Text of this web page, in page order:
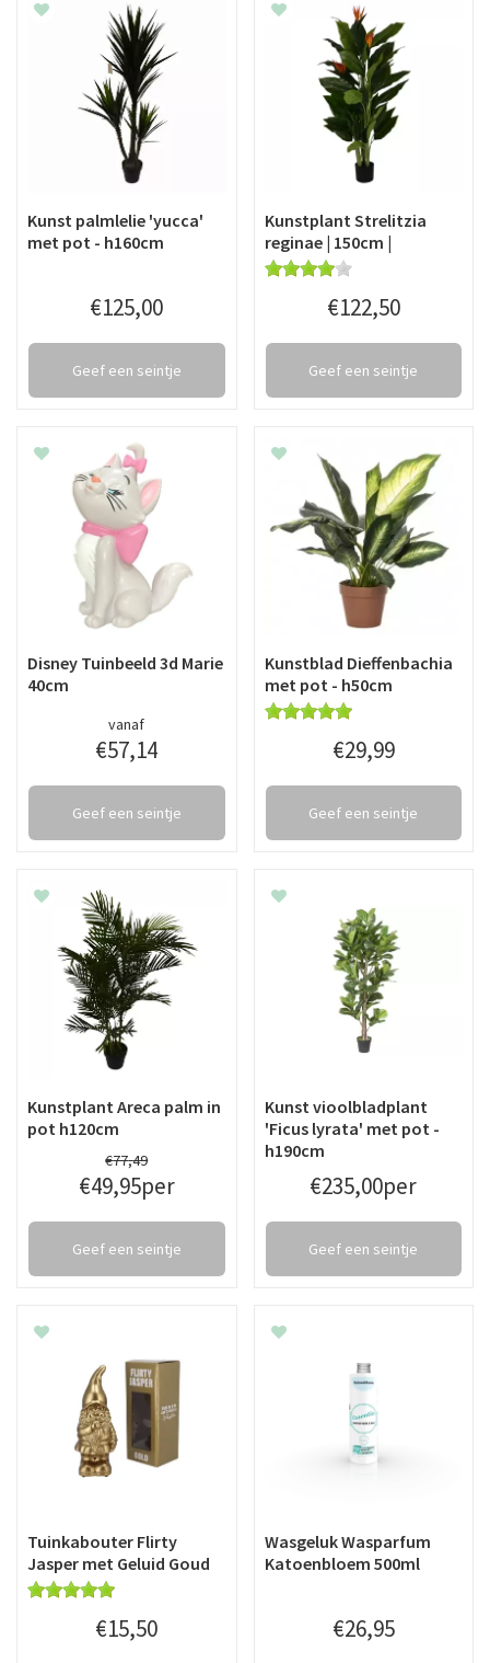
Kunst palmlelie 'yucca'
met pot - h160cm
€125,00
Geef een seintje
Kunstplant Strelitzia
reginae | 150cm |
€122,50
Geef een seintje
Disney Tuinbeeld 3d Marie
40cm
vanaf
€57,14
Geef een seintje
Kunstblad Dieffenbachia
met pot - h50cm
€29,99
Geef een seintje
Kunstplant Areca palm in
pot h120cm
€77,49
€49,95per
Geef een seintje
Kunst vioolbladplant
'Ficus lyrata' met pot -
h190cm
€235,00per
Geef een seintje
Tuinkabouter Flirty
Jasper met Geluid Goud
€15,50
Wasgeluk Wasparfum
Katoenbloem 500ml
€26,95